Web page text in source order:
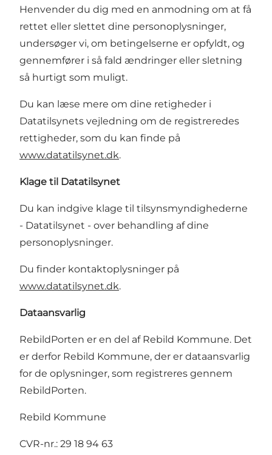
Henvender du dig med en anmodning om at få
rettet eller slettet dine personoplysninger,
undersøger vi, om betingelserne er opfyldt, og
gennemfører i så fald ændringer eller sletning
så hurtigt som muligt.
Du kan læse mere om dine retigheder i
Datatilsynets vejledning om de registreredes
rettigheder, som du kan finde på
www.datatilsynet.dk.
Klage til Datatilsynet
Du kan indgive klage til tilsynsmyndighederne
- Datatilsynet - over behandling af dine
personoplysninger.
Du finder kontaktoplysninger på
www.datatilsynet.dk.
Dataansvarlig
RebildPorten er en del af Rebild Kommune. Det
er derfor Rebild Kommune, der er dataansvarlig
for de oplysninger, som registreres gennem
RebildPorten.
Rebild Kommune
CVR-nr.: 29 18 94 63